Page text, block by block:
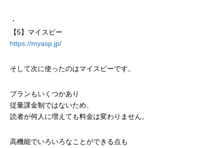
・
【5】マイスピー
https://myasp.jp/
そして次に使ったのはマイスピーです。
プランもいくつかあり
従量課金制ではないため、
読者が何人に増えても料金は変わりません。
高機能でいろいろなことができる点も